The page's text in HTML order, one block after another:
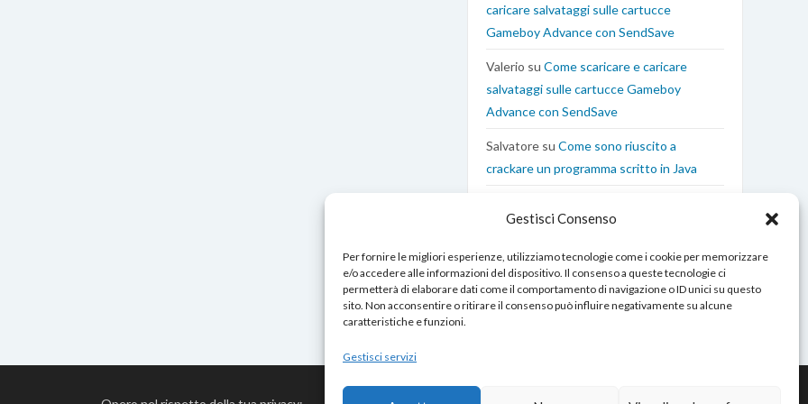
Gestisci Consenso
Per fornire le migliori esperienze, utilizziamo tecnologie come i cookie per memorizzare
e/o accedere alle informazioni del dispositivo. Il consenso a queste tecnologie ci
permetterà di elaborare dati come il comportamento di navigazione o ID unici su questo
sito. Non acconsentire o ritirare il consenso può influire negativamente su alcune
caratteristiche e funzioni.
Gestisci servizi
caricare salvataggi sulle cartucce
Gameboy Advance con SendSave
Valerio su Come scaricare e caricare
salvataggi sulle cartucce Gameboy
Advance con SendSave
Salvatore su Come sono riuscito a
crackare un programma scritto in Java
Gameboy Advance al Computer con